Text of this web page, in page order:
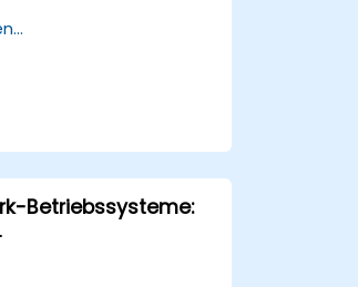
NixOS
Betriebssysteme: